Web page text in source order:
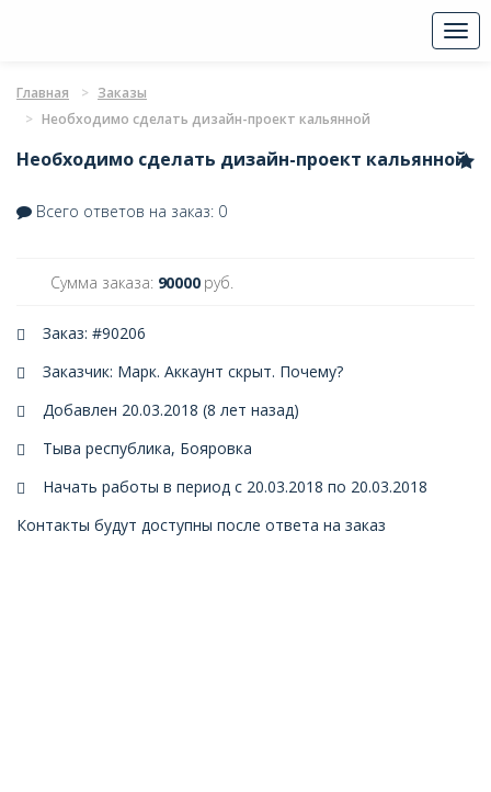
Главная
Заказы
Необходимо сделать дизайн-проект кальянной
Необходимо сделать дизайн-проект кальянной
Всего ответов на заказ: 0
Сумма заказа: 90000 руб.
Заказ: #90206
Заказчик: Марк. Аккаунт скрыт. Почему?
Добавлен 20.03.2018 (8 лет назад)
Тыва республика, Бояровка
Начать работы в период с 20.03.2018 по 20.03.2018
Контакты будут доступны после ответа на заказ